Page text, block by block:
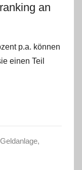
an
p.a. können
einen Teil
Geldanlage,